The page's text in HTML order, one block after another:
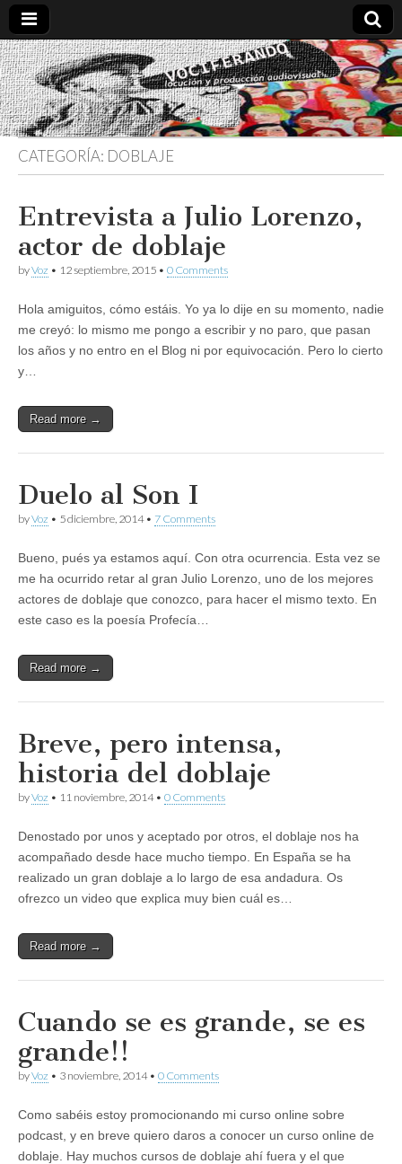
Vociferando
Comunicación,
Locucion y
Producción
Audiovisual
CATEGORÍA: DOBLAJE
Entrevista a Julio Lorenzo,
actor de doblaje
byVoz • 12 septiembre, 2015 • 0 Comments
Hola amiguitos, cómo estáis. Yo ya lo dije en su momento, nadie
me creyó: lo mismo me pongo a escribir y no paro, que pasan
los años y no entro en el Blog ni por equivocación. Pero lo cierto
y…
Read more →
Duelo al Son I
byVoz • 5 diciembre, 2014• 7 Comments
Bueno, pués ya estamos aquí. Con otra ocurrencia. Esta vez se
me ha ocurrido retar al gran Julio Lorenzo, uno de los mejores
actores de doblaje que conozco, para hacer el mismo texto. En
este caso es la poesía Profecía…
Read more →
Breve, pero intensa,
historia del doblaje
byVoz • 11 noviembre, 2014• 0 Comments
Denostado por unos y aceptado por otros, el doblaje nos ha
acompañado desde hace mucho tiempo. En España se ha
realizado un gran doblaje a lo largo de esa andadura. Os
ofrezco un video que explica muy bien cuál es…
Read more →
Cuando se es grande, se es
grande!!
byVoz • 3 noviembre, 2014• 0 Comments
Como sabéis estoy promocionando mi curso online sobre
podcast, y en breve quiero daros a conocer un curso online de
doblaje. Hay muchos cursos de doblaje ahí fuera y el que